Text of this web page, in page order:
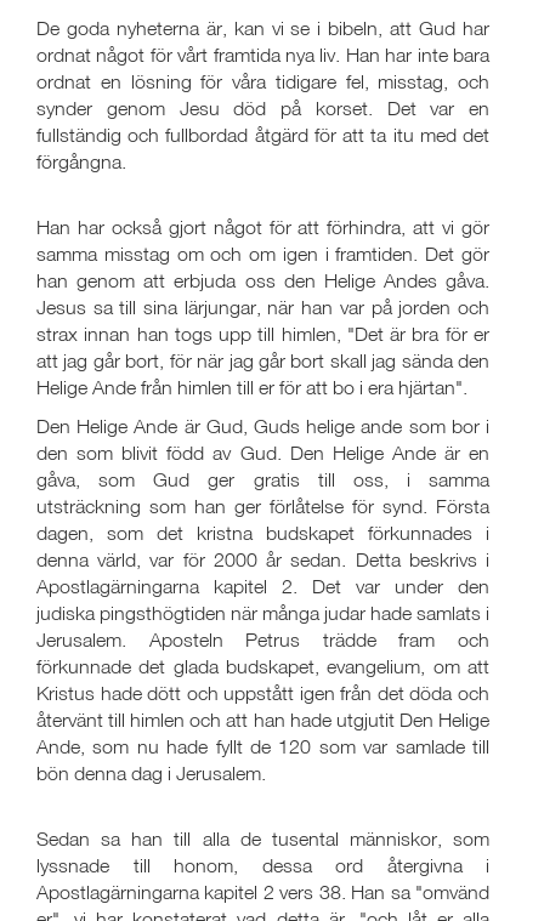
De goda nyheterna är, kan vi se i bibeln, att Gud har
ordnat något för vårt framtida nya liv. Han har inte bara
ordnat en lösning för våra tidigare fel, misstag, och
synder genom Jesu död på korset. Det var en
fullständig och fullbordad åtgärd för att ta itu med det
förgångna.
Han har också gjort något för att förhindra, att vi gör
samma misstag om och om igen i framtiden. Det gör
han genom att erbjuda oss den Helige Andes gåva.
Jesus sa till sina lärjungar, när han var på jorden och
strax innan han togs upp till himlen, "Det är bra för er
att jag går bort, för när jag går bort skall jag sända den
Helige Ande från himlen till er för att bo i era hjärtan".
Den Helige Ande är Gud, Guds helige ande som bor i
den som blivit född av Gud. Den Helige Ande är en
gåva, som Gud ger gratis till oss, i samma
utsträckning som han ger förlåtelse för synd. Första
dagen, som det kristna budskapet förkunnades i
denna värld, var för 2000 år sedan. Detta beskrivs i
Apostlagärningarna kapitel 2. Det var under den
judiska pingsthögtiden när många judar hade samlats i
Jerusalem. Aposteln Petrus trädde fram och
förkunnade det glada budskapet, evangelium, om att
Kristus hade dött och uppstått igen från det döda och
återvänt till himlen och att han hade utgjutit Den Helige
Ande, som nu hade fyllt de 120 som var samlade till
bön denna dag i Jerusalem.
Sedan sa han till alla de tusental människor, som
lyssnade till honom, dessa ord återgivna i
Apostlagärningarna kapitel 2 vers 38. Han sa "omvänd